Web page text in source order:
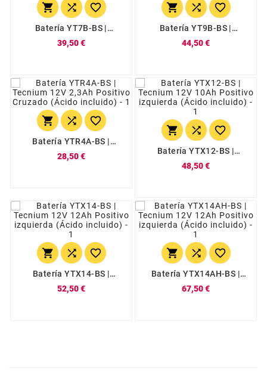
  
Batería YT7B-BS |
Positivo Izquierda (Ácido
39,50 €
  
Batería YT9B-BS |
Positivo Izquierda (Ácido
44,50 €
  
Batería YTR4A-BS |
Positivo Cruzado (Ácido
28,50 €
  
Batería YTX12-BS |
Positivo Izquierda (Ácido
48,50 €
  
Batería YTX14-BS |
Positivo Izquierda (Ácido
52,50 €
  
Batería YTX14AH-BS |
Positivo Izquierda (Ácido
67,50 €